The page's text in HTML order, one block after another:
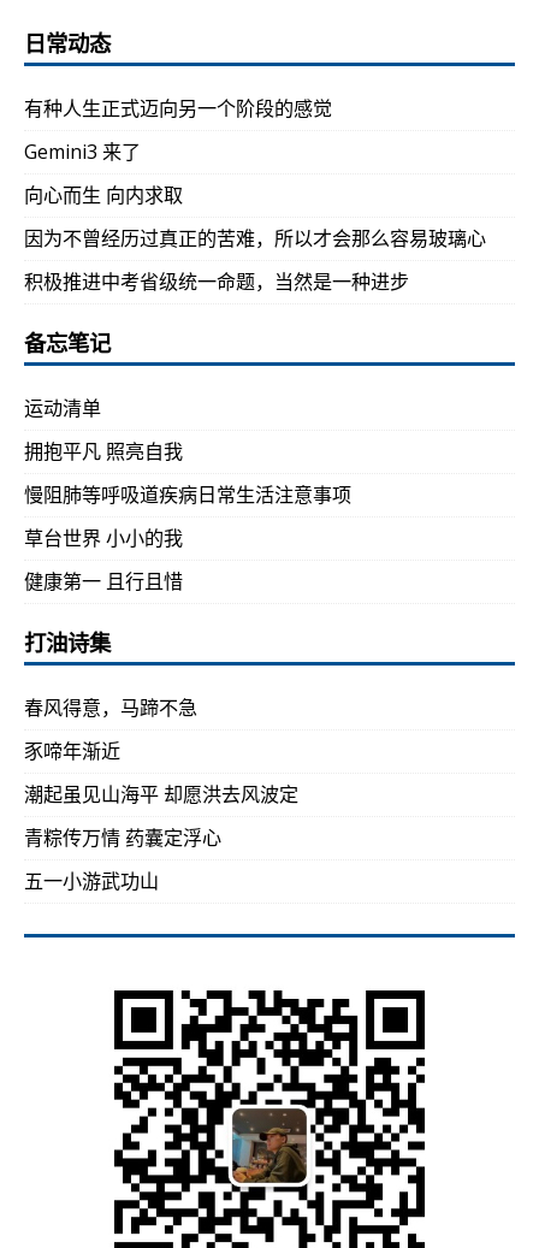
日常动态
有种人生正式迈向另一个阶段的感觉
Gemini3 来了
向心而生 向内求取
因为不曾经历过真正的苦难，所以才会那么容易玻璃心
积极推进中考省级统一命题，当然是一种进步
备忘笔记
运动清单
拥抱平凡 照亮自我
慢阻肺等呼吸道疾病日常生活注意事项
草台世界 小小的我
健康第一 且行且惜
打油诗集
春风得意，马蹄不急
豕啼年渐近
潮起虽见山海平 却愿洪去风波定
青粽传万情 药囊定浮心
五一小游武功山